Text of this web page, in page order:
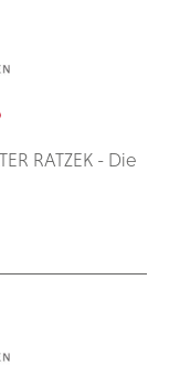
RATZEK - Die